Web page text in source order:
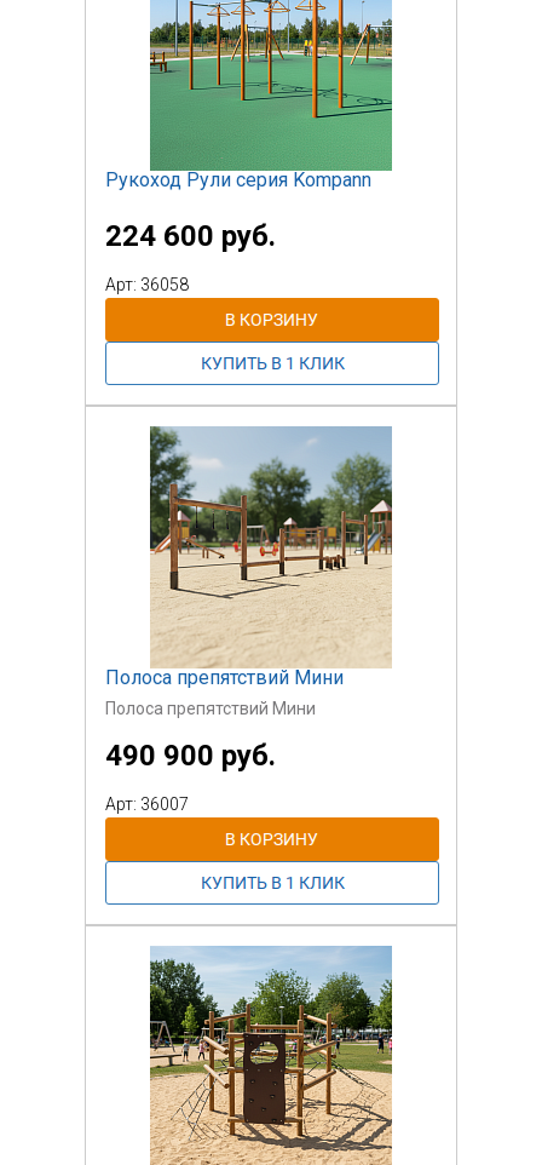
Рукоход Рули серия Kompann
224 600 руб.
Арт: 36058
Полоса препятствий Мини
Полоса препятствий Мини
490 900 руб.
Арт: 36007